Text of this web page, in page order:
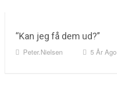
“Kan jeg få dem ud?”
Peter.nielsen 5 År Ago